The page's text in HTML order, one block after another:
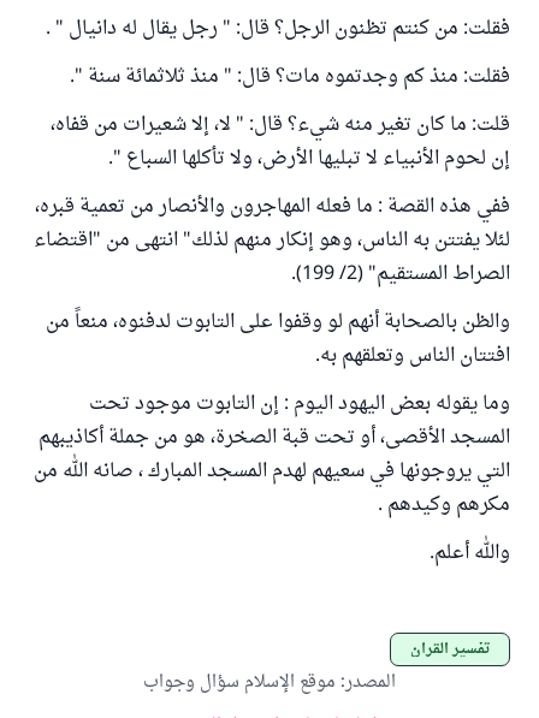
فقلت: من كنتم تظنون الرجل؟ قال: " رجل يقال له دانيال " .
فقلت: منذ كم وجدتموه مات؟ قال: " منذ ثلاثمائة سنة ".
قلت: ما كان تغير منه شيء؟ قال: " لا، إلا شعيرات من قفاه،
إن لحوم الأنبياء لا تبليها الأرض، ولا تأكلها السباع ".
ففي هذه القصة : ما فعله المهاجرون والأنصار من تعمية قبره،
لئلا يفتتن به الناس، وهو إنكار منهم لذلك" انتهى من "اقتضاء
الصراط المستقيم" (2/ 199).
والظن بالصحابة أنهم لو وقفوا على التابوت لدفنوه، منعاً من
افتتان الناس وتعلقهم به.
وما يقوله بعض اليهود اليوم : إن التابوت موجود تحت
المسجد الأقصى، أو تحت قبة الصخرة، هو من جملة أكاذيبهم
التي يروجونها في سعيهم لهدم المسجد المبارك ، صانه الله من
مكرهم وكيدهم .
والله أعلم.
تفسير القرآن
المصدر: موقع الإسلام سؤال وجواب